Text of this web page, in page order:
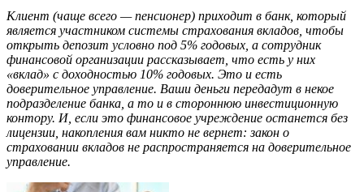
Клиент (чаще всего — пенсионер) приходит в банк, который
является участником системы страхования вкладов, чтобы
открыть депозит условно под 5% годовых, а сотрудник
финансовой организации рассказывает, что есть у них
«вклад» с доходностью 10% годовых. Это и есть
доверительное управление. Ваши деньги передадут в некое
подразделение банка, а то и в стороннюю инвестиционную
контору. И, если это финансовое учреждение останется без
лицензии, накопления вам никто не вернет: закон о
страховании вкладов не распространяется на доверительное
управление.